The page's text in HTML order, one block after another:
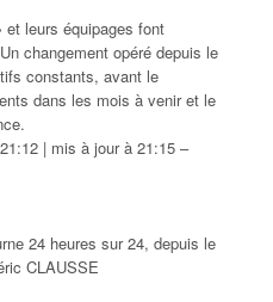
leurs équipages font
changement opéré depuis le
constants, avant le
dans les mois à venir et le
| mis à jour à 21:15 –
24 heures sur 24, depuis le
CLAUSSE